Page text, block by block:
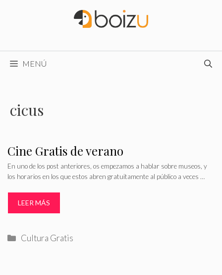
MENÚ
cicus
Cine Gratis de verano
En uno de los post anteriores, os empezamos a hablar sobre museos, y
los horarios en los que estos abren gratuitamente al público a veces …
LEER MÁS
Categorías
Cultura Gratis